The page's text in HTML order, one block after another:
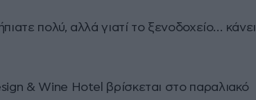
πολύ, αλλά γιατί το ξενοδοχείο… κάνει
& Wine Hotel βρίσκεται στο παραλιακό